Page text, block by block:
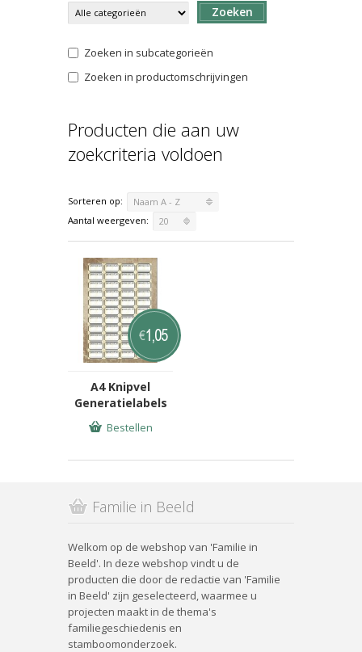
Zoeken
Zoeken in subcategorieën
Zoeken in productomschrijvingen
Producten die aan uw
zoekcriteria voldoen
Sorteren op:
Naam A - Z
Aantal weergeven:
20
A4 Knipvel
Generatielabels
€1,05
Bestellen
Familie in Beeld
Welkom op de webshop van 'Familie in
Beeld'. In deze webshop vindt u de
producten die door de redactie van 'Familie
in Beeld' zijn geselecteerd, waarmee u
projecten maakt in de thema's
familiegeschiedenis en
stamboomonderzoek.